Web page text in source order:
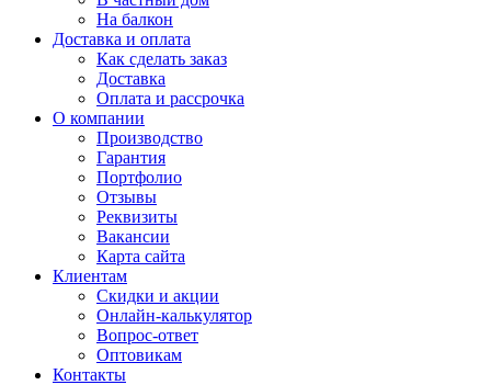
На балкон
Доставка и оплата
Как сделать заказ
Доставка
Оплата и рассрочка
О компании
Производство
Гарантия
Портфолио
Отзывы
Реквизиты
Вакансии
Карта сайта
Клиентам
Скидки и акции
Онлайн-калькулятор
Вопрос-ответ
Оптовикам
Контакты